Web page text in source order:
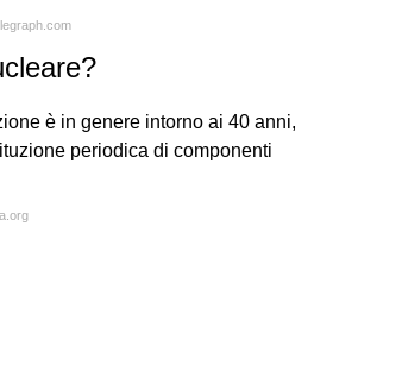
è in genere intorno ai 40 anni,
periodica di componenti